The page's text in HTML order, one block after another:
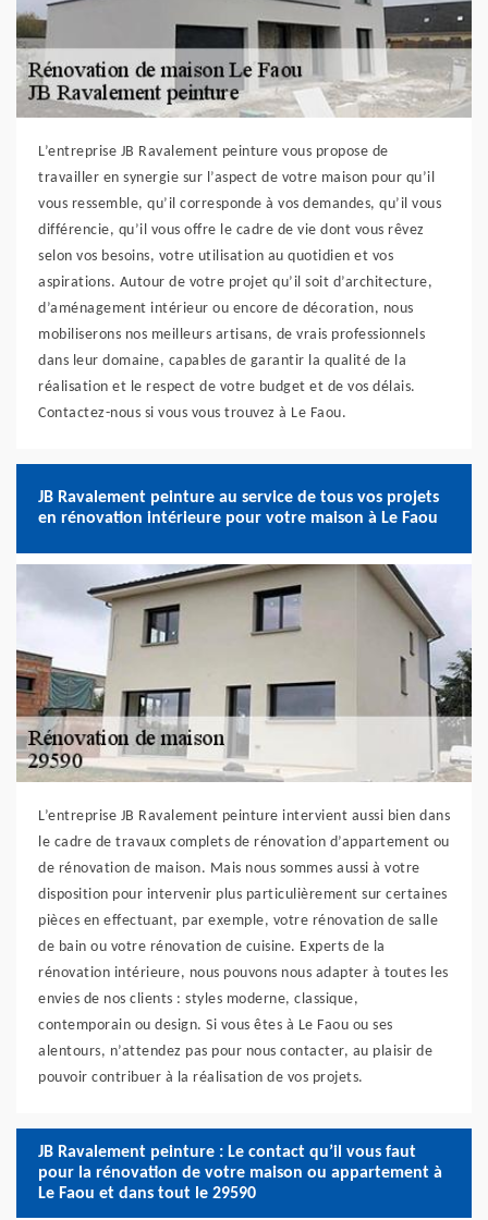
L’entreprise JB Ravalement peinture vous propose de
travailler en synergie sur l’aspect de votre maison pour qu’il
vous ressemble, qu’il corresponde à vos demandes, qu’il vous
différencie, qu’il vous offre le cadre de vie dont vous rêvez
selon vos besoins, votre utilisation au quotidien et vos
aspirations. Autour de votre projet qu’il soit d’architecture,
d’aménagement intérieur ou encore de décoration, nous
mobiliserons nos meilleurs artisans, de vrais professionnels
dans leur domaine, capables de garantir la qualité de la
réalisation et le respect de votre budget et de vos délais.
Contactez-nous si vous vous trouvez à Le Faou.
JB Ravalement peinture au service de tous vos projets
en rénovation intérieure pour votre maison à Le Faou
L’entreprise JB Ravalement peinture intervient aussi bien dans
le cadre de travaux complets de rénovation d’appartement ou
de rénovation de maison. Mais nous sommes aussi à votre
disposition pour intervenir plus particulièrement sur certaines
pièces en effectuant, par exemple, votre rénovation de salle
de bain ou votre rénovation de cuisine. Experts de la
rénovation intérieure, nous pouvons nous adapter à toutes les
envies de nos clients : styles moderne, classique,
contemporain ou design. Si vous êtes à Le Faou ou ses
alentours, n’attendez pas pour nous contacter, au plaisir de
pouvoir contribuer à la réalisation de vos projets.
JB Ravalement peinture : Le contact qu’il vous faut
pour la rénovation de votre maison ou appartement à
Le Faou et dans tout le 29590